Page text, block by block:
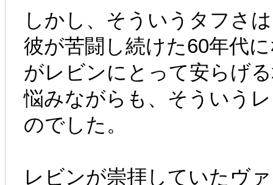
しかし、そういうタフさ
彼が苦闘し続けた60年代
がレビンにとって安らげ
悩みながらも、そういう
のでした。
レビンが崇拝していたヴ